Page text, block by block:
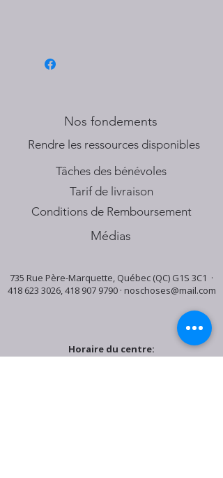
Nos fondements
​Rendre les ressources disponibles
Tâches des bénévoles
Tarif de livraison
Conditions de Remboursement
Médias
735 Rue Père-Marquette, Québec (QC) G1S 3C1 ·
418 623 3026,418 907 9790· noschoses@mail.com
Horaire du centre: